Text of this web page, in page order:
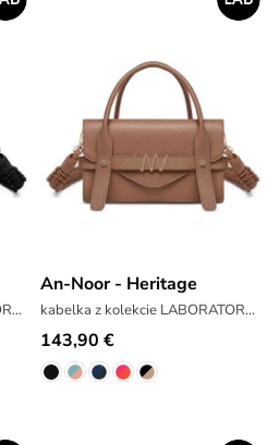
kabelka z kolekcie LABORATORY x ANTONIN SIMON
An-Noor - Heritage
kabelka z kolekcie LABORATORY x ANTONIN SIMON
143,90 €